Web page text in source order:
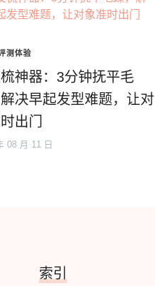
测体验
神器：3分钟抚平毛
决早起发型难题，让对
出门
08 月 11 日
索引